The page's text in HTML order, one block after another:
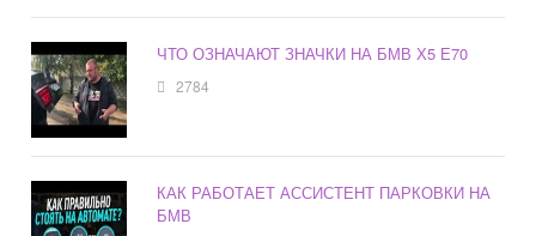
ЧТО ОЗНАЧАЮТ ЗНАЧКИ НА БМВ Х5 Е70
2784
КАК РАБОТАЕТ АССИСТЕНТ ПАРКОВКИ НА
БМВ